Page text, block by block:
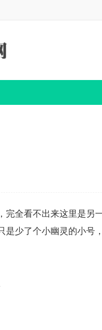
全看不出来这里是另一
是少了个小幽灵的小号